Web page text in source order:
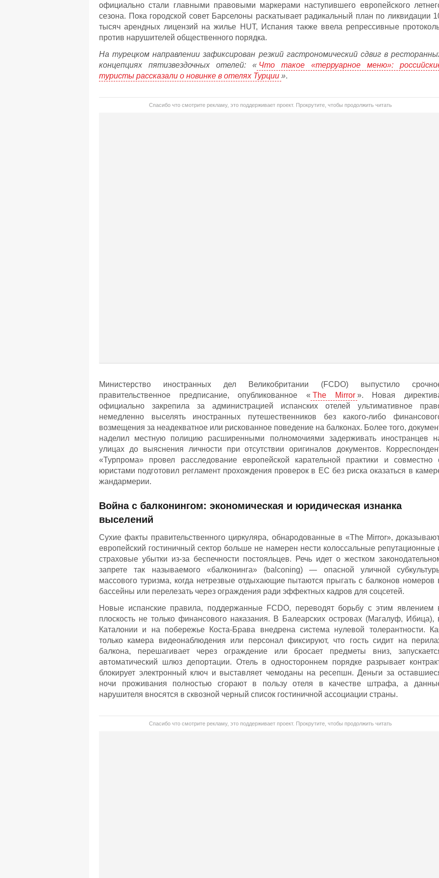
официально стали главными правовыми маркерами наступившего европейского
сезона. Пока городской совет Барселоны раскатывает радикальный план по ликвидации
тысяч арендных лицензий на жилье HUT, Испания также ввела репрессивные
против нарушителей общественного порядка.
На турецком направлении зафиксирован резкий гастрономический сдвиг в
концепциях пятизвездочных отелей: « Что такое «терруарное меню»:
туристы рассказали о новинке в отелях Турции ».
Спасибо что смотрите рекламу, это поддерживает проект. Прокрутите, чтобы продолжить читать
Министерство иностранных дел Великобритании (FCDO) выпустило
правительственное предписание, опубликованное « The Mirror ». Новая
официально закрепила за администрацией испанских отелей ультимативное
немедленно выселять иностранных путешественников без какого-либо
возмещения за неадекватное или рискованное поведение на балконах. Более того,
наделил местную полицию расширенными полномочиями задерживать иностранцев
улицах до выяснения личности при отсутствии оригиналов документов.
«Турпрома» провел расследование европейской карательной практики и совместно
юристами подготовил регламент прохождения проверок в ЕС без риска оказаться в
жандармерии.
Война с балконингом: экономическая и юридическая изнанка
выселений
Сухие факты правительственного циркуляра, обнародованные в «The Mirror»,
европейский гостиничный сектор больше не намерен нести колоссальные репутационные
страховые убытки из-за беспечности постояльцев. Речь идет о жестком
запрете так называемого «балконинга» (balconing) — опасной уличной
массового туризма, когда нетрезвые отдыхающие пытаются прыгать с балконов номеров
бассейны или перелезать через ограждения ради эффектных кадров для соцсетей.
Новые испанские правила, поддержанные FCDO, переводят борьбу с этим явлением
плоскость не только финансового наказания. В Балеарских островах (Магалуф, Ибица),
Каталонии и на побережье Коста-Брава внедрена система нулевой толерантности.
только камера видеонаблюдения или персонал фиксируют, что гость сидит на
балкона, перешагивает через ограждение или бросает предметы вниз,
автоматический шлюз депортации. Отель в одностороннем порядке разрывает
блокирует электронный ключ и выставляет чемоданы на ресепшн. Деньги за
ночи проживания полностью сгорают в пользу отеля в качестве штрафа, а
нарушителя вносятся в сквозной черный список гостиничной ассоциации страны.
Спасибо что смотрите рекламу, это поддерживает проект. Прокрутите, чтобы продолжить читать